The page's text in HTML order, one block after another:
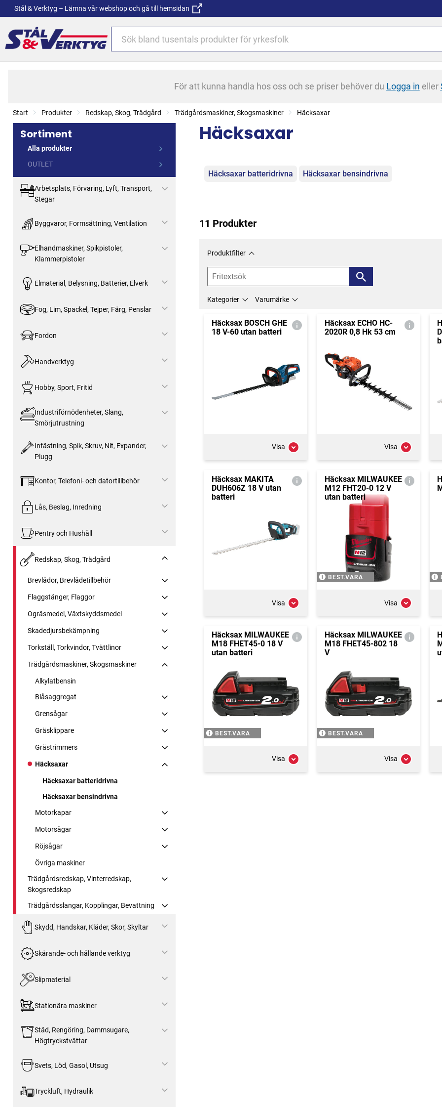
Stål & Verktyg – Lämna vår webshop och gå till hemsidan
För att kunna handla hos oss och se priser behöver du Logga in eller
Start Produkter Redskap, Skog, Trädgård Trädgårdsmaskiner, Skogsmaskiner Häcksaxar
Sortiment
Alla produkter
OUTLET
Arbetsplats, Förvaring, Lyft, Transport,
Stegar
Byggvaror, Formsättning, Ventilation
Elhandmaskiner, Spikpistoler,
Klammerpistoler
Elmaterial, Belysning, Batterier, Elverk
Fog, Lim, Spackel, Tejper, Färg, Penslar
Fordon
Handverktyg
Hobby, Sport, Fritid
Industriförnödenheter, Slang,
Smörjutrustning
Infästning, Spik, Skruv, Nit, Expander,
Plugg
Kontor, Telefoni- och datortillbehör
Lås, Beslag, Inredning
Pentry och Hushåll
Redskap, Skog, Trädgård
Brevlådor, Brevlådetillbehör
Flaggstänger, Flaggor
Ogräsmedel, Växtskyddsmedel
Skadedjursbekämpning
Torkställ, Torkvindor, Tvättlinor
Trädgårdsmaskiner, Skogsmaskiner
Alkylatbensin
Blåsaggregat
Grensågar
Gräsklippare
Grästrimmers
Häcksaxar
Häcksaxar batteridrivna
Häcksaxar bensindrivna
Motorkapar
Motorsågar
Röjsågar
Övriga maskiner
Trädgårdsredskap, Vinterredskap,
Skogsredskap
Trädgårdsslangar, Kopplingar, Bevattning
Skydd, Handskar, Kläder, Skor, Skyltar
Skärande- och hållande verktyg
Slipmaterial
Stationära maskiner
Städ, Rengöring, Dammsugare,
Högtryckstvättar
Svets, Löd, Gasol, Utsug
Tryckluft, Hydraulik
Häcksaxar
Kategorier
Häcksaxar batteridrivna Häcksaxar bensindrivna
11 Produkter
Produktfilter
Kategorier Varumärke
Häcksax BOSCH GHE
18 V-60 utan batteri
Visa
Häcksax ECHO HC-
2020R 0,8 Hk 53 cm
Visa
Häcksax MAKITA
DUH606Z 18 V utan
batteri
Visa
Häcksax MILWAUKEE
M12 FHT20-0 12 V
utan batteri
BEST.VARA
Visa
Häcksax MILWAUKEE
M18 FHET45-0 18 V
utan batteri
BEST.VARA
Visa
Häcksax MILWAUKEE
M18 FHET45-802 18
V
BEST.VARA
Visa